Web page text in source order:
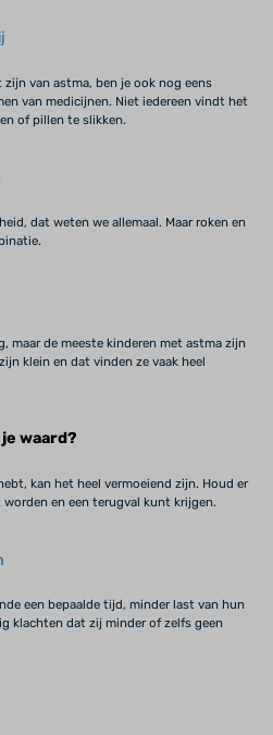
van astma, ben je ook nog eens
van medicijnen. Niet iedereen vindt het
of pillen te slikken.
dat weten we allemaal. Maar roken en
maar de meeste kinderen met astma zijn
klein en dat vinden ze vaak heel
waard?
kan het heel vermoeiend zijn. Houd er
en een terugval kunt krijgen.
een bepaalde tijd, minder last van hun
klachten dat zij minder of zelfs geen